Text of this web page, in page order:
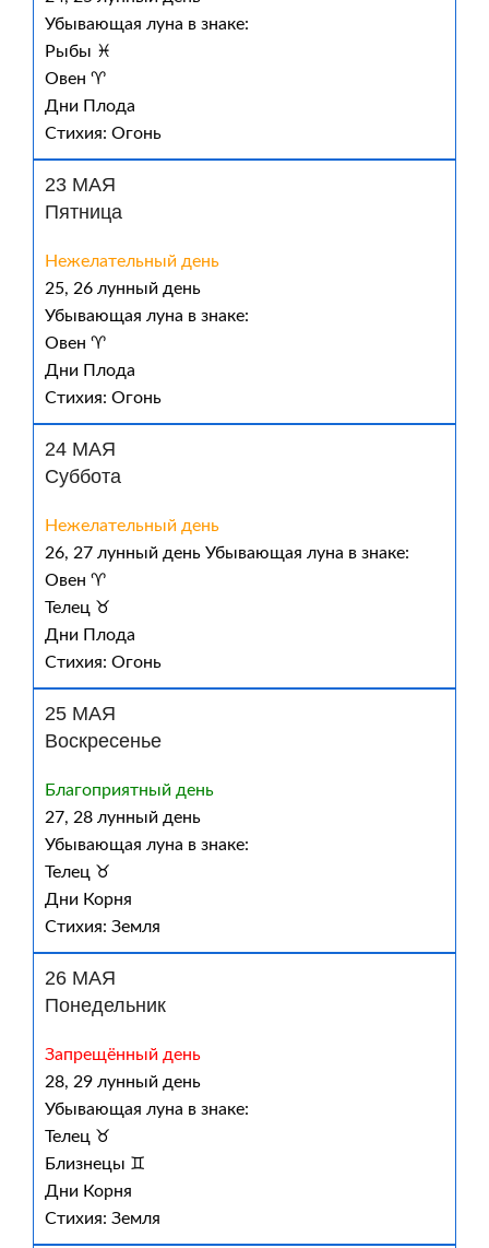
Убывающая луна в знаке:
Рыбы ♓
Овен ♈
Дни Плода
Стихия: Огонь
23 МАЯ
Пятница
Нежелательный день
25, 26 лунный день
Убывающая луна в знаке:
Овен ♈
Дни Плода
Стихия: Огонь
24 МАЯ
Суббота
Нежелательный день
26, 27 лунный день Убывающая луна в знаке:
Овен ♈
Телец ♉
Дни Плода
Стихия: Огонь
25 МАЯ
Воскресенье
Благоприятный день
27, 28 лунный день
Убывающая луна в знаке:
Телец ♉
Дни Корня
Стихия: Земля
26 МАЯ
Понедельник
Запрещённый день
28, 29 лунный день
Убывающая луна в знаке:
Телец ♉
Близнецы ♊
Дни Корня
Стихия: Земля